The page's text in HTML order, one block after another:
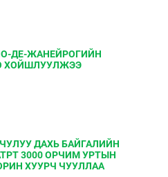
ДЕ-ЖАНЕЙРОГИЙН
ХОЙШЛУУЛЖЭЭ
ДАХЬ БАЙГАЛИЙН
3000 ОРЧИМ УРТЫН
ХУУРЧ ЧУУЛЛАА